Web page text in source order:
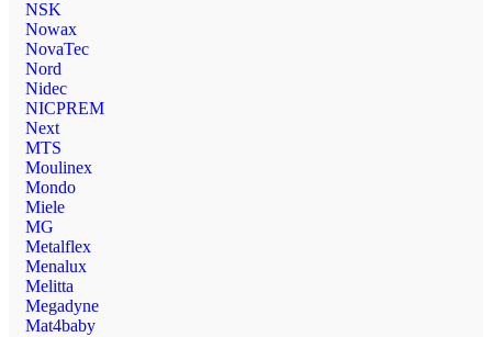
NSK
Nowax
NovaTec
Nord
Nidec
NICPREM
Next
MTS
Moulinex
Mondo
Miele
MG
Metalflex
Menalux
Melitta
Megadyne
Mat4baby